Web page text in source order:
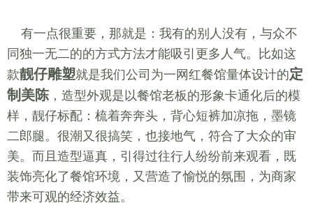
有一点很重要，那就是：我有的别人没有，与众不
同独一无二的的方式方法才能吸引更多人气。比如这
款靓仔雕塑就是我们公司为一网红餐馆量体设计的定
制美陈，造型外观是以餐馆老板的形象卡通化后的模
样，靓仔标配：梳着奔奔头，背心短裤加凉拖，墨镜
二郎腿。很潮又很搞笑，也接地气，符合了大众的审
美。而且造型逼真，引得过往行人纷纷前来观看，既
装饰亮化了餐馆环境，又营造了愉悦的氛围，为商家
带来可观的经济效益。